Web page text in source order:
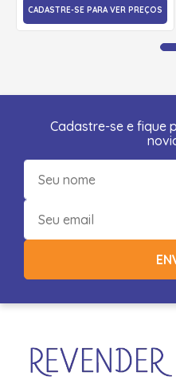
CADASTRE-SE PARA VER PREÇOS
Cadastre-se e fique